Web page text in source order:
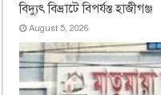
বিদ্যুৎ বিভ্রাটে বিপর্যস্ত হাজীগঞ্জ
August 5, 2026